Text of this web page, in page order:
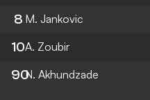
8 M. Jankovic
10A. Zoubir
90N. Akhundzade